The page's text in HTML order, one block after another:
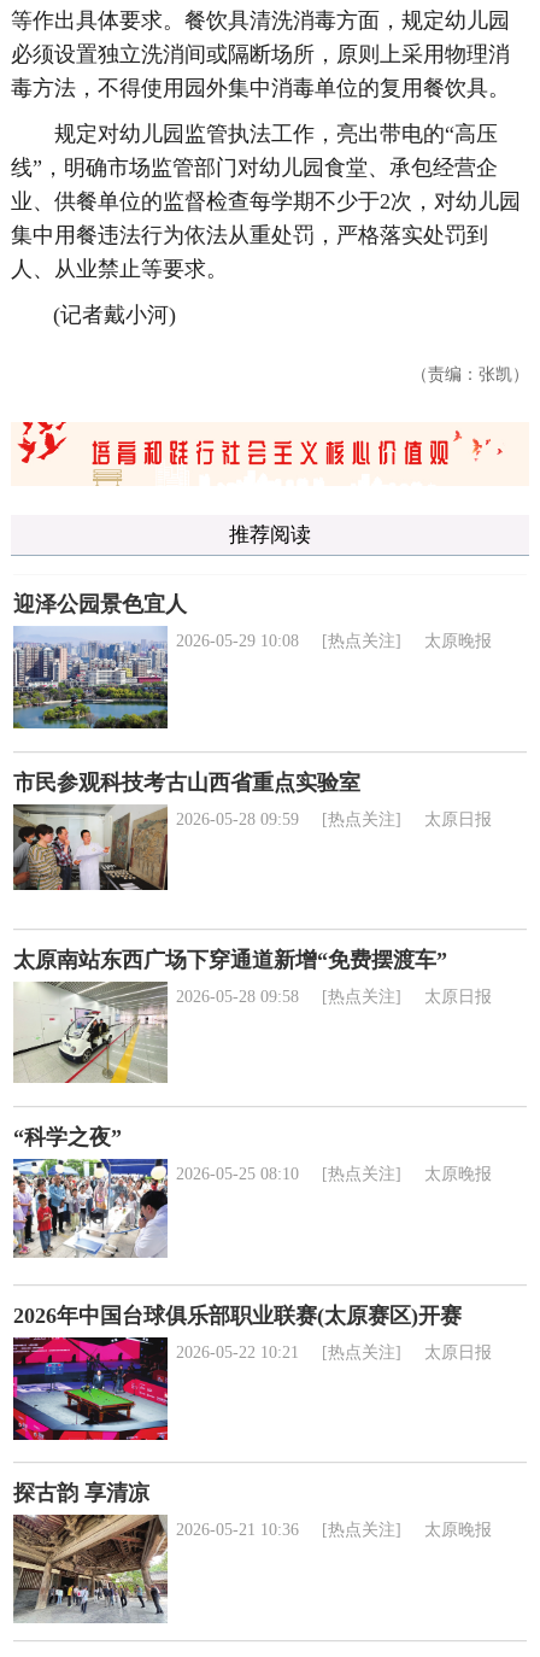
等作出具体要求。餐饮具清洗消毒方面，规定幼儿园
必须设置独立洗消间或隔断场所，原则上采用物理消
毒方法，不得使用园外集中消毒单位的复用餐饮具。
规定对幼儿园监管执法工作，亮出带电的“高压
线”，明确市场监管部门对幼儿园食堂、承包经营企
业、供餐单位的监督检查每学期不少于2次，对幼儿园
集中用餐违法行为依法从重处罚，严格落实处罚到
人、从业禁止等要求。
(记者戴小河)
（责编：张凯）
推荐阅读
迎泽公园景色宜人
2026-05-29 10:08 [热点关注] 太原晚报
市民参观科技考古山西省重点实验室
2026-05-28 09:59 [热点关注] 太原日报
太原南站东西广场下穿通道新增“免费摆渡车”
2026-05-28 09:58 [热点关注] 太原日报
“科学之夜”
2026-05-25 08:10 [热点关注] 太原晚报
2026年中国台球俱乐部职业联赛(太原赛区)开赛
2026-05-22 10:21 [热点关注] 太原日报
探古韵 享清凉
2026-05-21 10:36 [热点关注] 太原晚报